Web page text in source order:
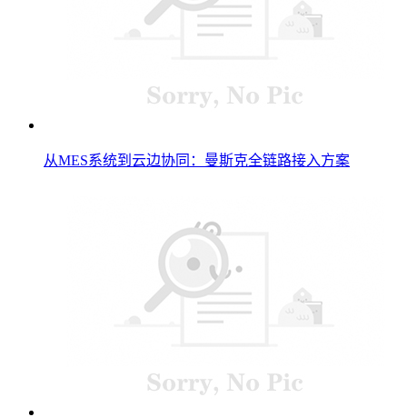
从MES系统到云边协同：曼斯克全链路接入方案